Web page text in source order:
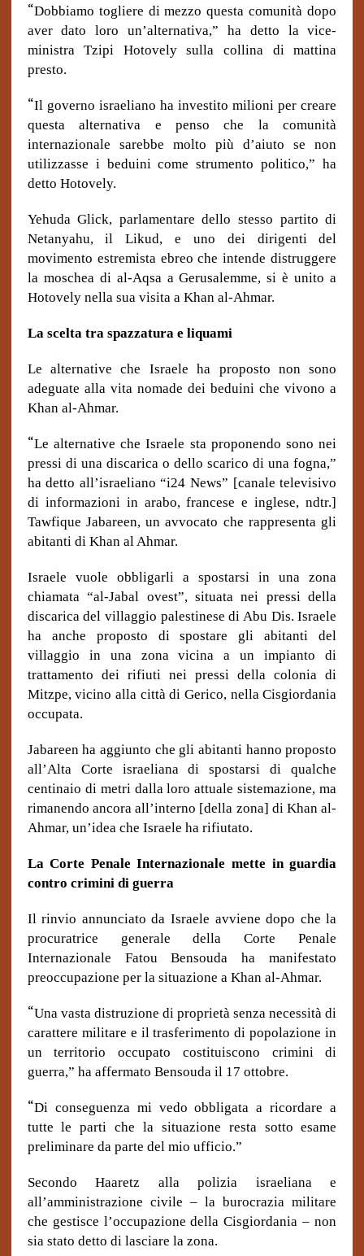
“Dobbiamo togliere di mezzo questa comunità dopo
aver dato loro un’alternativa,” ha detto la vice-
ministra Tzipi Hotovely sulla collina di mattina
presto.
“Il governo israeliano ha investito milioni per creare
questa alternativa e penso che la comunità
internazionale sarebbe molto più d’aiuto se non
utilizzasse i beduini come strumento politico,” ha
detto Hotovely.
Yehuda Glick, parlamentare dello stesso partito di
Netanyahu, il Likud, e uno dei dirigenti del
movimento estremista ebreo che intende distruggere
la moschea di al-Aqsa a Gerusalemme, si è unito a
Hotovely nella sua visita a Khan al-Ahmar.
La scelta tra spazzatura e liquami
Le alternative che Israele ha proposto non sono
adeguate alla vita nomade dei beduini che vivono a
Khan al-Ahmar.
“Le alternative che Israele sta proponendo sono nei
pressi di una discarica o dello scarico di una fogna,”
ha detto all’israeliano “i24 News” [canale televisivo
di informazioni in arabo, francese e inglese, ndtr.]
Tawfique Jabareen, un avvocato che rappresenta gli
abitanti di Khan al Ahmar.
Israele vuole obbligarli a spostarsi in una zona
chiamata “al-Jabal ovest”, situata nei pressi della
discarica del villaggio palestinese di Abu Dis. Israele
ha anche proposto di spostare gli abitanti del
villaggio in una zona vicina a un impianto di
trattamento dei rifiuti nei pressi della colonia di
Mitzpe, vicino alla città di Gerico, nella Cisgiordania
occupata.
Jabareen ha aggiunto che gli abitanti hanno proposto
all’Alta Corte israeliana di spostarsi di qualche
centinaio di metri dalla loro attuale sistemazione, ma
rimanendo ancora all’interno [della zona] di Khan al-
Ahmar, un’idea che Israele ha rifiutato.
La Corte Penale Internazionale mette in guardia
contro crimini di guerra
Il rinvio annunciato da Israele avviene dopo che la
procuratrice generale della Corte Penale
Internazionale Fatou Bensouda ha manifestato
preoccupazione per la situazione a Khan al-Ahmar.
“Una vasta distruzione di proprietà senza necessità di
carattere militare e il trasferimento di popolazione in
un territorio occupato costituiscono crimini di
guerra,” ha affermato Bensouda il 17 ottobre.
“Di conseguenza mi vedo obbligata a ricordare a
tutte le parti che la situazione resta sotto esame
preliminare da parte del mio ufficio.”
Secondo Haaretz alla polizia israeliana e
all’amministrazione civile – la burocrazia militare
che gestisce l’occupazione della Cisgiordania – non
sia stato detto di lasciare la zona.